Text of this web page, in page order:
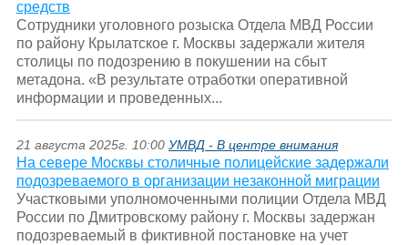
средств
Сотрудники уголовного розыска Отдела МВД России
по району Крылатское г. Москвы задержали жителя
столицы по подозрению в покушении на сбыт
метадона. «В результате отработки оперативной
информации и проведенных...
21 августа 2025г. 10:00 УМВД - В центре внимания
На севере Москвы столичные полицейские задержали
подозреваемого в организации незаконной миграции
Участковыми уполномоченными полиции Отдела МВД
России по Дмитровскому району г. Москвы задержан
подозреваемый в фиктивной постановке на учет